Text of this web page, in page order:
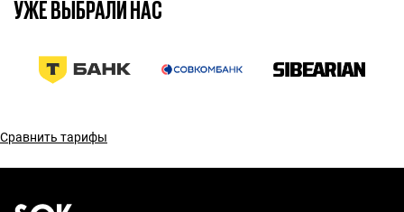
УЖЕ ВЫБРАЛИ НАС
Сравнить тарифы